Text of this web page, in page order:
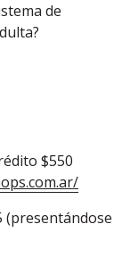
de
$550
(presentándose